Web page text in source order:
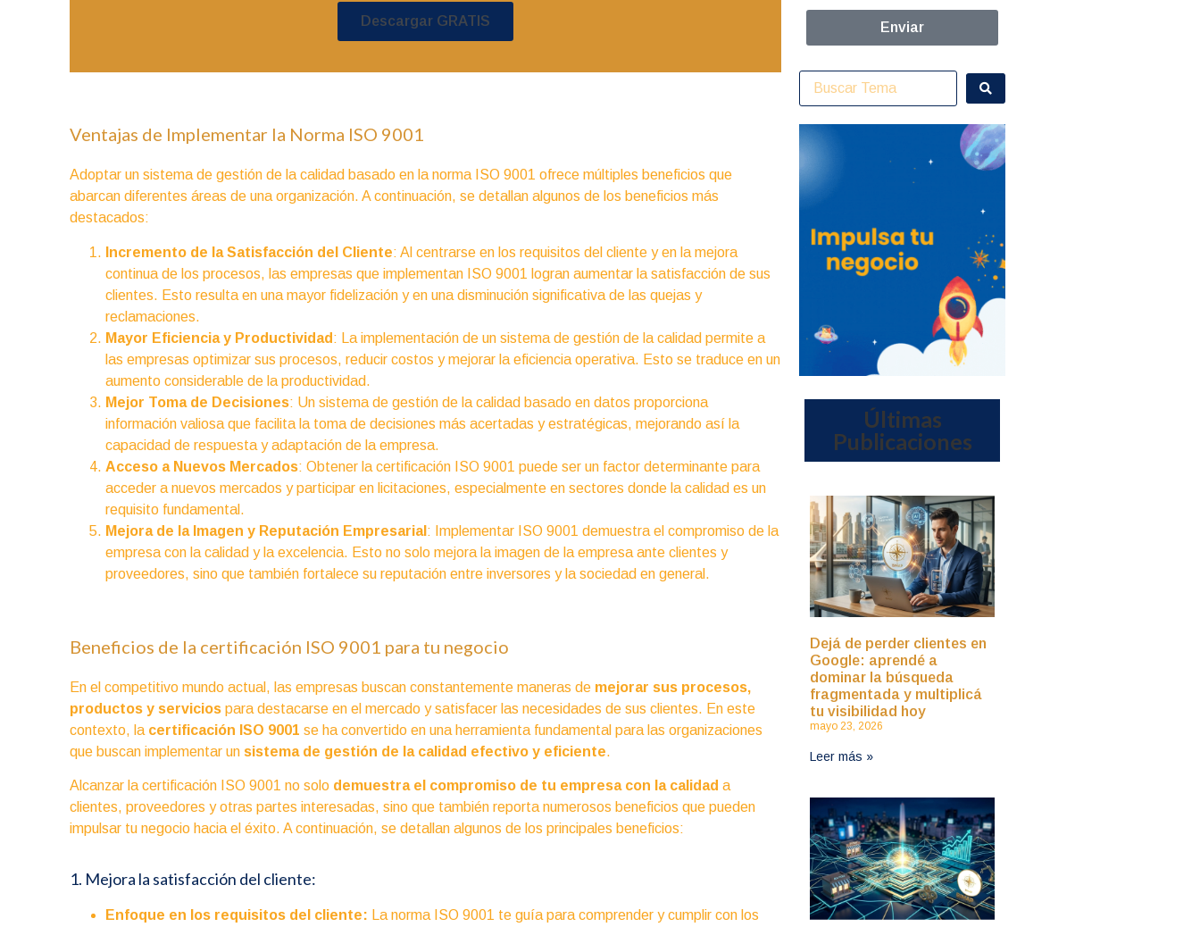
Descargar GRATIS
Ventajas de Implementar la Norma ISO 9001
Adoptar un sistema de gestión de la calidad basado en la norma ISO 9001 ofrece múltiples beneficios que
abarcan diferentes áreas de una organización. A continuación, se detallan algunos de los beneficios más
destacados:
Incremento de la Satisfacción del Cliente: Al centrarse en los requisitos del cliente y en la mejora
continua de los procesos, las empresas que implementan ISO 9001 logran aumentar la satisfacción de sus
clientes. Esto resulta en una mayor fidelización y en una disminución significativa de las quejas y
reclamaciones.
Mayor Eficiencia y Productividad : La implementación de un sistema de gestión de la calidad permite a
las empresas optimizar sus procesos, reducir costos y mejorar la eficiencia operativa. Esto se traduce en un
aumento considerable de la productividad.
Mejor Toma de Decisiones: Un sistema de gestión de la calidad basado en datos proporciona
información valiosa que facilita la toma de decisiones más acertadas y estratégicas, mejorando así la
capacidad de respuesta y adaptación de la empresa.
Acceso a Nuevos Mercados: Obtener la certificación ISO 9001 puede ser un factor determinante para
acceder a nuevos mercados y participar en licitaciones, especialmente en sectores donde la calidad es un
requisito fundamental.
Mejora de la Imagen y Reputación Empresarial : Implementar ISO 9001 demuestra el compromiso de la
empresa con la calidad y la excelencia. Esto no solo mejora la imagen de la empresa ante clientes y
proveedores, sino que también fortalece su reputación entre inversores y la sociedad en general.
Beneficios de la certificación ISO 9001 para tu negocio
En el competitivo mundo actual, las empresas buscan constantemente maneras de mejorar sus procesos,
productos y servicios para destacarse en el mercado y satisfacer las necesidades de sus clientes. En este
contexto, la certificación ISO 9001 se ha convertido en una herramienta fundamental para las organizaciones
que buscan implementar unsistema de gestión de la calidad efectivo y eficiente.
Alcanzar la certificación ISO 9001 no solo demuestra el compromiso de tu empresa con la calidad a
clientes, proveedores y otras partes interesadas, sino que también reporta numerosos beneficios que pueden
impulsar tu negocio hacia el éxito. A continuación, se detallan algunos de los principales beneficios:
1. Mejora la satisfacción del cliente:
Enfoque en los requisitos del cliente: La norma ISO 9001 te guía para comprender y cumplir con los
Enviar
Últimas
Publicaciones
Dejá de perder clientes en
Google: aprendé a
dominar la búsqueda
fragmentada y multiplicá
tu visibilidad hoy
mayo 23, 2026
Leer más »